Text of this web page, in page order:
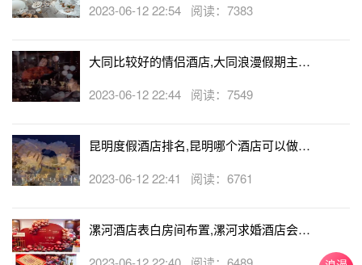
2023-06-12 22:54 阅读：7383
大同比较好的情侣酒店,大同浪漫假期主题
2023-06-12 22:44 阅读：7549
昆明度假酒店排名,昆明哪个酒店可以做求
2023-06-12 22:41 阅读：6761
漯河酒店表白房间布置,漯河求婚酒店会帮